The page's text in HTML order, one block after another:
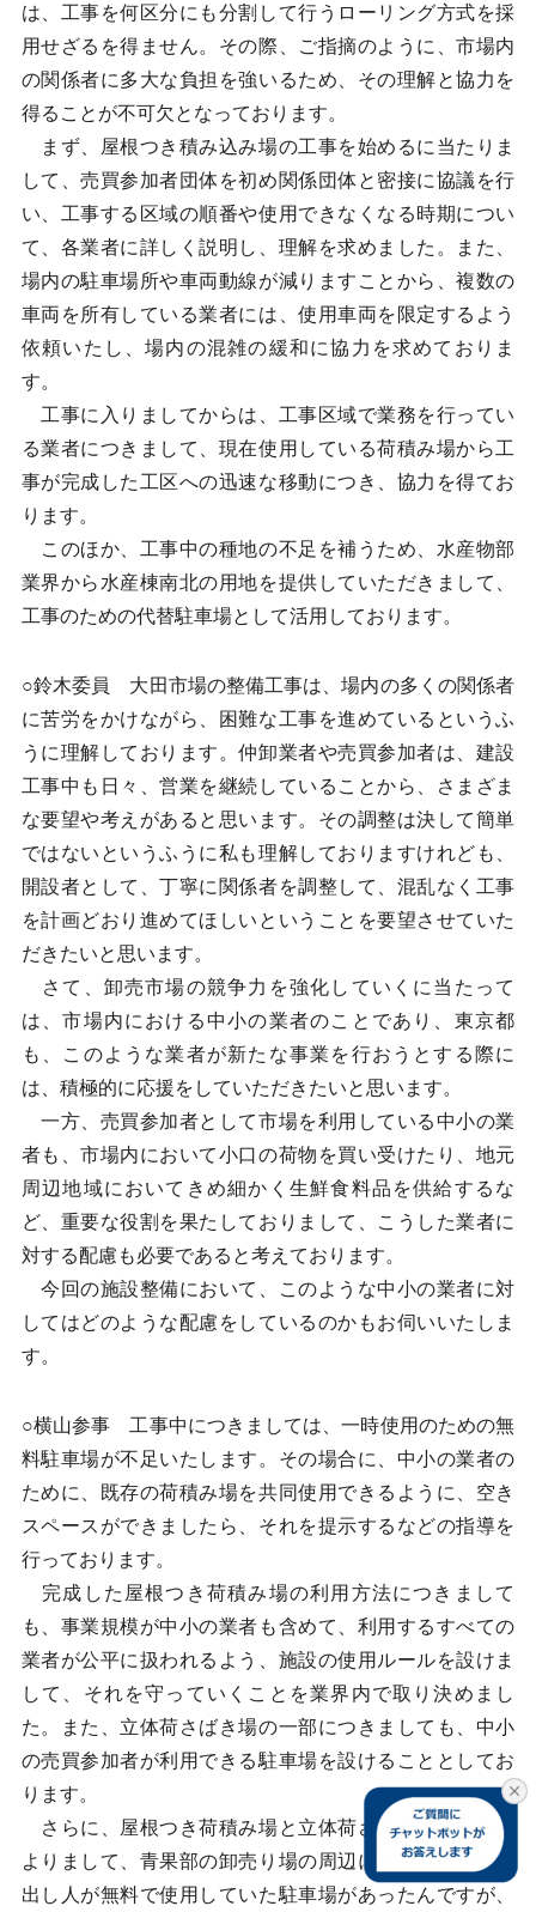
は、工事を何区分にも分割して行うローリング方式を採
用せざるを得ません。その際、ご指摘のように、市場内
の関係者に多大な負担を強いるため、その理解と協力を
得ることが不可欠となっております。
まず、屋根つき積み込み場の工事を始めるに当たりま
して、売買参加者団体を初め関係団体と密接に協議を行
い、工事する区域の順番や使用できなくなる時期につい
て、各業者に詳しく説明し、理解を求めました。また、
場内の駐車場所や車両動線が減りますことから、複数の
車両を所有している業者には、使用車両を限定するよう
依頼いたし、場内の混雑の緩和に協力を求めておりま
す。
工事に入りましてからは、工事区域で業務を行ってい
る業者につきまして、現在使用している荷積み場から工
事が完成した工区への迅速な移動につき、協力を得てお
ります。
このほか、工事中の種地の不足を補うため、水産物部
業界から水産棟南北の用地を提供していただきまして、
工事のための代替駐車場として活用しております。
○鈴木委員 大田市場の整備工事は、場内の多くの関係者
に苦労をかけながら、困難な工事を進めているというふ
うに理解しております。仲卸業者や売買参加者は、建設
工事中も日々、営業を継続していることから、さまざま
な要望や考えがあると思います。その調整は決して簡単
ではないというふうに私も理解しておりますけれども、
開設者として、丁寧に関係者を調整して、混乱なく工事
を計画どおり進めてほしいということを要望させていた
だきたいと思います。
さて、卸売市場の競争力を強化していくに当たって
は、市場内における中小の業者のことであり、東京都
も、このような業者が新たな事業を行おうとする際に
は、積極的に応援をしていただきたいと思います。
一方、売買参加者として市場を利用している中小の業
者も、市場内において小口の荷物を買い受けたり、地元
周辺地域においてきめ細かく生鮮食料品を供給するな
ど、重要な役割を果たしておりまして、こうした業者に
対する配慮も必要であると考えております。
今回の施設整備において、このような中小の業者に対
してはどのような配慮をしているのかもお伺いいたしま
す。
○横山参事 工事中につきましては、一時使用のための無
料駐車場が不足いたします。その場合に、中小の業者の
ために、既存の荷積み場を共同使用できるように、空き
スペースができましたら、それを提示するなどの指導を
行っております。
完成した屋根つき荷積み場の利用方法につきまして
も、事業規模が中小の業者も含めて、利用するすべての
業者が公平に扱われるよう、施設の使用ルールを設けま
して、それを守っていくことを業界内で取り決めまし
た。また、立体荷さばき場の一部につきましても、中小
の売買参加者が利用できる駐車場を設けることとしてお
ります。
さらに、屋根つき荷積み場と立体荷さばき場の建設に
よりまして、青果部の卸売り場の周辺には、従来、買い
出し人が無料で使用していた駐車場があったんですが、